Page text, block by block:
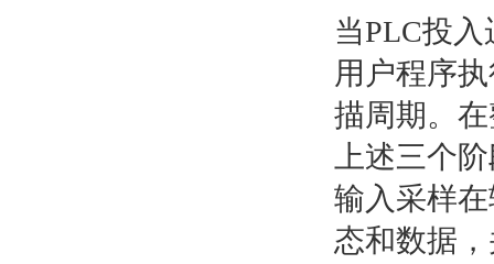
当PLC投
用户程序
描周期。
上述三个
输入采样
态和数据